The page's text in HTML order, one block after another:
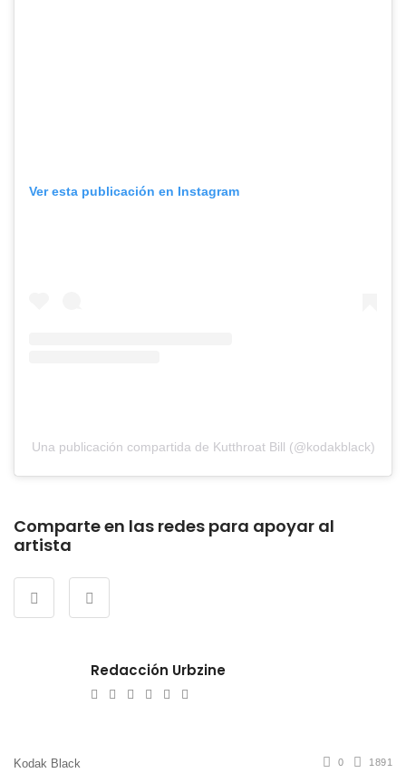
Ver esta publicación en Instagram
Una publicación compartida de Kutthroat Bill (@kodakblack)
Comparte en las redes para apoyar al
artista
Redacción Urbzine
WebsiteTwitterFacebook
Youtube
Kodak Black 0 1891